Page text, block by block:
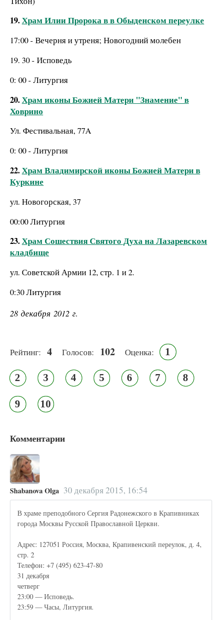
19.Храм Илии Пророка в в Обыденском переулке
17:00 - Вечерня и утреня; Новогодний молебен
19. 30 - Исповедь
0: 00 - Литургия
20.Храм иконы Божией Матери "Знамение" в
Ховрино
Ул. Фестивальная, 77A
0: 00 - Литургия
22.Храм Владимирской иконы Божией Матери в
Куркине
ул. Новогорская, 37
00:00 Литургия
23.Храм Сошествия Святого Духа на Лазаревском
кладбище
ул. Советской Армии 12, стр. 1 и 2.
0:30 Литургия
28 декабря 2012 г.
Рейтинг: 4 Голосов: 102 Оценка: 1
2 3 4 5 6 7 8
9 10
Комментарии
Shabanova Olga 30 декабря 2015, 16:54
В храме преподобного Сергия Радонежского в Крапивниках
города Москвы Русской Православной Церкви.
Адрес: 127051 Россия, Москва, Крапивенский переулок, д. 4,
стр. 2
Телефон: +7 (495) 623-47-80
31 декабря
четверг
23:00 — Исповедь.
23:59 — Часы, Литургия.